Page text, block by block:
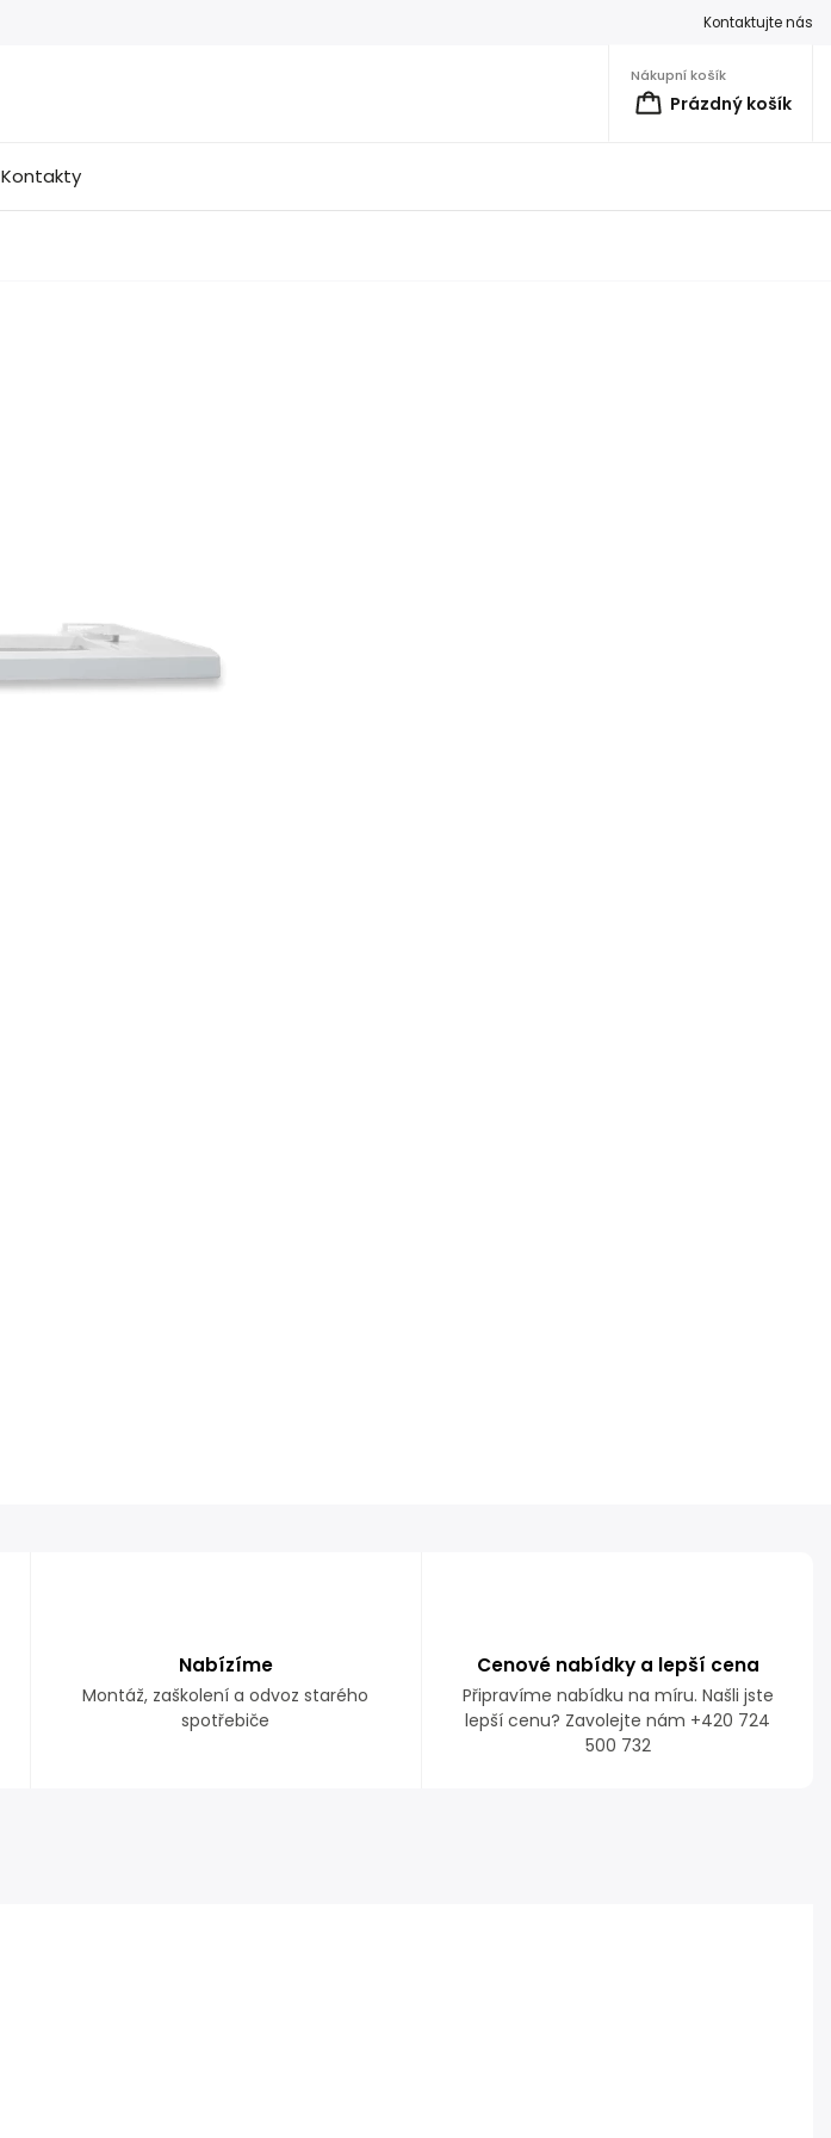
Kontaktujte nás
Nákupní košík
Prázdný košík
Kontakty
Nabízíme
Montáž, zaškolení a odvoz starého
spotřebiče
Cenové nabídky a lepší cena
Připravíme nabídku na míru. Našli jste
lepší cenu? Zavolejte nám +420 724
500 732